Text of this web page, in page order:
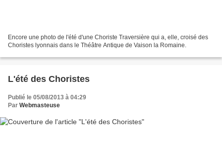
Encore une photo de l'été d'une Choriste Traversière qui a, elle, croisé des
Choristes lyonnais dans le Théâtre Antique de Vaison la Romaine.
L'été des Choristes
Publié le 05/08/2013 à 04:29
Par Webmasteuse